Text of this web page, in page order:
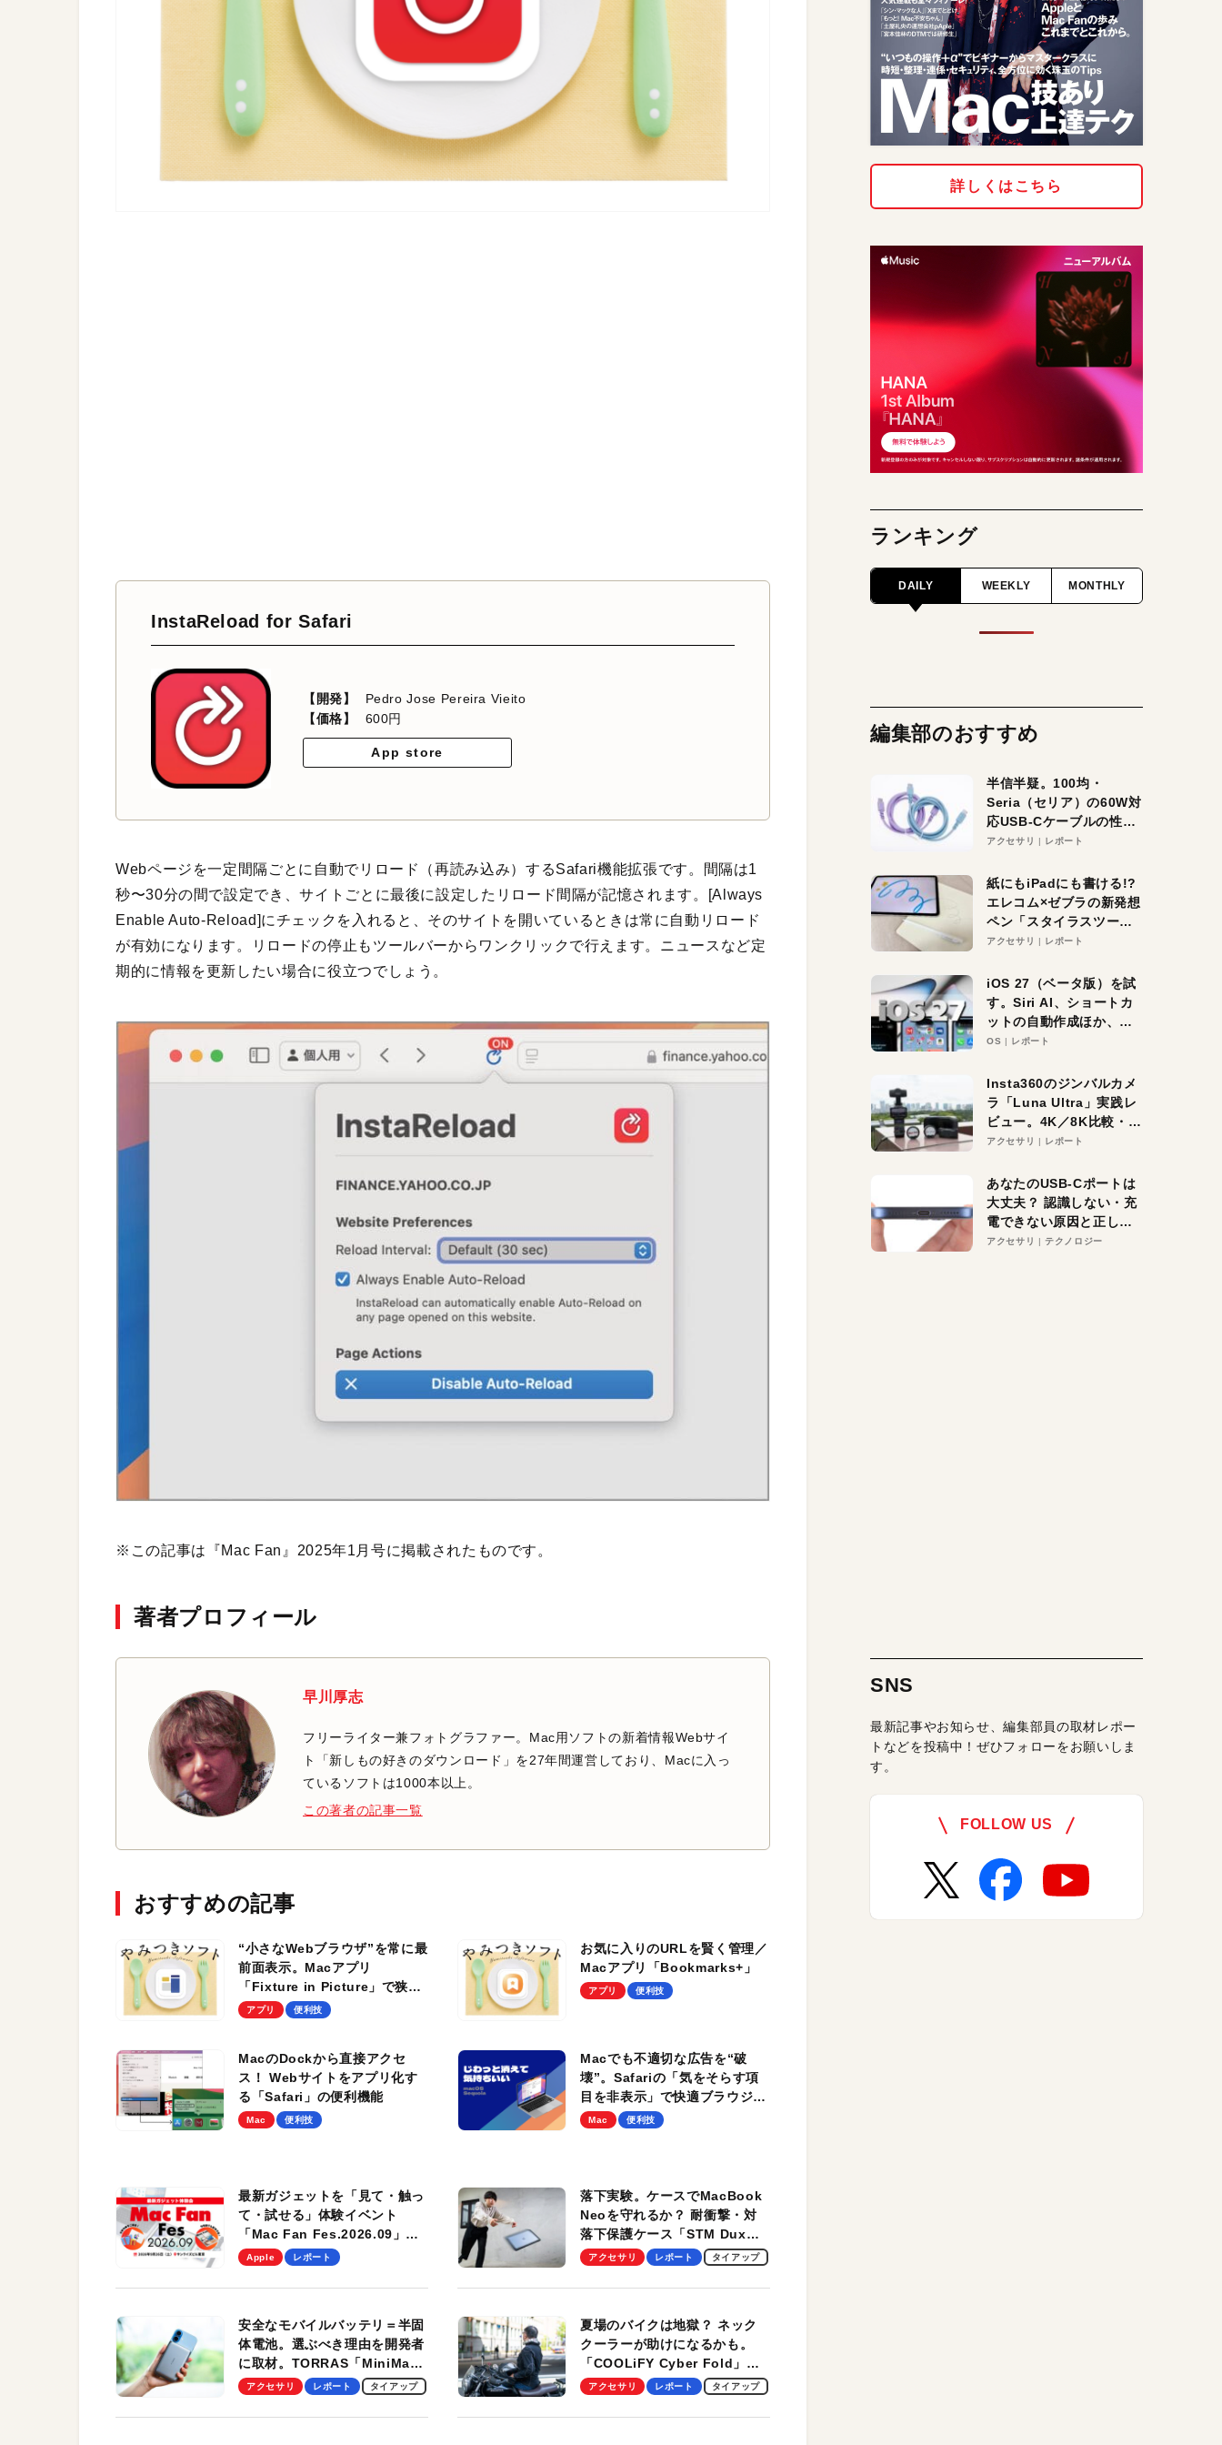
InstaReload for Safari
【開発】
Pedro Jose Pereira Vieito
【価格】
600円
App store
Webページを一定間隔ごとに自動でリロード（再読み込み）するSafari機能拡張です。間隔は1
秒〜30分の間で設定でき、サイトごとに最後に設定したリロード間隔が記憶されます。[Always
Enable Auto-Reload]にチェックを入れると、そのサイトを開いているときは常に自動リロード
が有効になります。リロードの停止もツールバーからワンクリックで行えます。ニュースなど定
期的に情報を更新したい場合に役立つでしょう。
※この記事は『Mac Fan』2025年1月号に掲載されたものです。
著者プロフィール
早川厚志
フリーライター兼フォトグラファー。Mac用ソフトの新着情報Webサイ
ト「新しもの好きのダウンロード」を27年間運営しており、Macに入っ
ているソフトは1000本以上。
この著者の記事一覧
おすすめの記事
“小さなWebブラウザ”を常に最
前面表示。Macアプリ
「Fixture in Picture」で狭い
デスクトップを使い切る！
アプリ 便利技
お気に入りのURLを賢く管理／
Macアプリ「Bookmarks+」
アプリ 便利技
MacのDockから直接アクセ
ス！ Webサイトをアプリ化す
る「Safari」の便利機能
Mac 便利技
Macでも不適切な広告を“破
壊”。Safariの「気をそらす項
目を非表示」で快適ブラウジン
グ！
Mac 便利技
最新ガジェットを「見て・触っ
て・試せる」体験イベント
「Mac Fan Fes.2026.09」
を、9月26日（土）に開催しま
Apple レポート
落下実験。ケースでMacBook
Neoを守れるか？ 耐衝撃・対
落下保護ケース「STM Dux
Ultra」を検証。学生、ビジネ
適！
アクセサリ レポート タイアップ
安全なモバイルバッテリ＝半固
体電池。選ぶべき理由を開発者
に取材。TORRAS「MiniMag
Pro」の実機レビューも
アクセサリ レポート タイアップ
夏場のバイクは地獄？ ネック
クーラーが助けになるかも。
「COOLiFY Cyber Fold」レ
ビュー。冷却の速さ、密着する
性がグッド！
アクセサリ レポート タイアップ
詳しくはこちら
ランキング
DAILY WEEKLY MONTHLY
編集部のおすすめ
半信半疑。100均・
Seria（セリア）の60W対
応USB-Cケーブルの性能
を検証。超コスパの1本を
アクセサリ レポート
紙にもiPadにも書ける!?
エレコム×ゼブラの新発想
ペン「スタイラスツーウ
ェイ」レビュー。持ち替
アクセサリ レポート
iOS 27（ベータ版）を試
す。Siri AI、ショートカ
ットの自動作成ほか、期
待大の便利機能5選。
る未来はすぐそこ！
OS レポート
Insta360のジンバルカメ
ラ「Luna Ultra」実践レ
ビュー。4K／8K比較・ズ
ーム・夜間撮影をチェッ
アクセサリ レポート
あなたのUSB-Cポートは
大丈夫？ 認識しない・充
電できない原因と正しい
対策
アクセサリ テクノロジー
SNS
最新記事やお知らせ、編集部員の取材レポー
トなどを投稿中！ぜひフォローをお願いしま
す。
FOLLOW US